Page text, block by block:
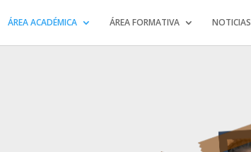
ÁREA ACADÉMICA ÁREA FORMATIVA NOTICIAS